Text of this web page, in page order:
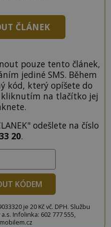
ČLÁNEK
pouze tento článek,
jediné SMS. Během
kód, který opíšete do
kliknutím na tlačítko jej
odešlete na číslo
20.
KÓDEM
je 20 Kč vč. DPH. Službu
Infolinka: 602 777 555,